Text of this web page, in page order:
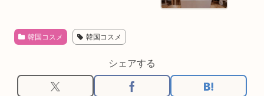
韓国コスメ 韓国コスメ
シェアする